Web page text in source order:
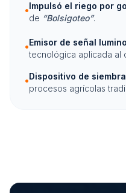
•Impulsó el riego por
de “Bolsigoteo”.
•Emisor de señal
tecnológica aplicada al
•Dispositivo de
procesos agrícolas